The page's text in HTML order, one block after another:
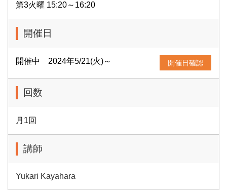
第3火曜 15:20～16:20
開催日
開催中 2024年5/21(火)～ 開催日確認
回数
月1回
講師
Yukari Kayahara